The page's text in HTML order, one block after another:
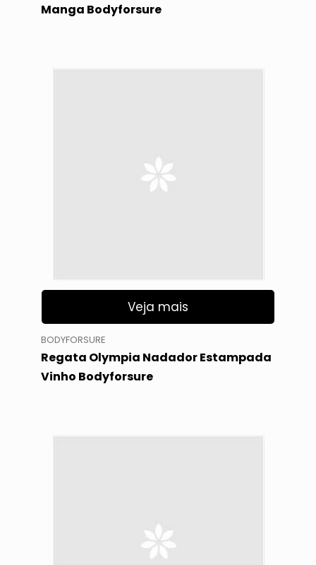
Manga Bodyforsure
Veja mais
BODYFORSURE
Regata Olympia Nadador Estampada
Vinho Bodyforsure